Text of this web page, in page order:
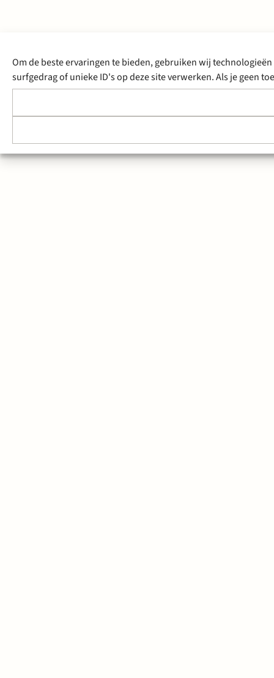
Om de beste ervaringen te bieden, gebruiken wij
surfgedrag of unieke ID's op deze site verwerken. Als je geen